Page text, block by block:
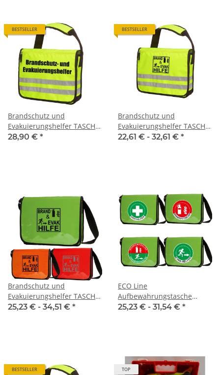
BESTSELLER
Brandschutz und
Evakuierungshelfer TASCHE
(ohne Inhalt)
28,90 € *
BESTSELLER
Brandschutz und
Evakuierungshelfer TASCHE
BRAND&EVAK Piktogram
22,61 € - 32,61 € *
Brandschutz und
Evakuierungshelfer TASCHE
ECO Bag BRAND&EVAK
25,23 € - 34,51 € *
ECO Line
Aufbewahrungstasche
Berlin Evak oder
25,23 € - 31,54 € *
BESTSELLER TOP